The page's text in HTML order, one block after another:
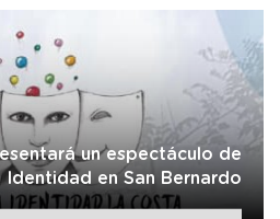
un espectáculo de
Identidad en San Bernardo